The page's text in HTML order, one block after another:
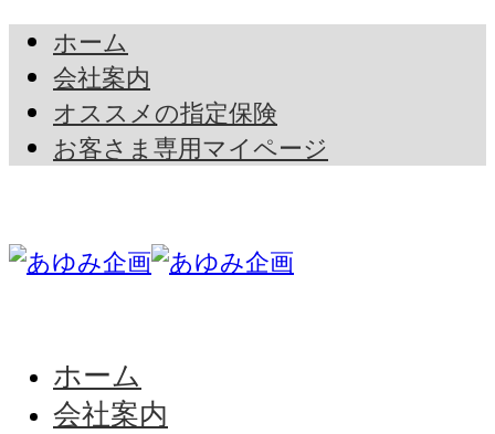
ホーム
会社案内
オススメの指定保険
お客さま専用マイページ
ホーム
会社案内